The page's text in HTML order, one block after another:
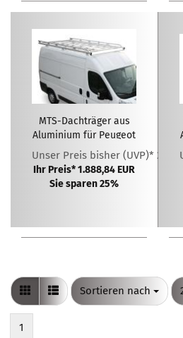
MTS-Dachträger aus
Aluminium für Peugeot
Boxer L4H3 ( 2006 - )
Unser Preis bisher (UVP)*
Ihr Preis* 1.888,84 EUR
Sie sparen 25%
Sortieren nach
Sortieren nach
1